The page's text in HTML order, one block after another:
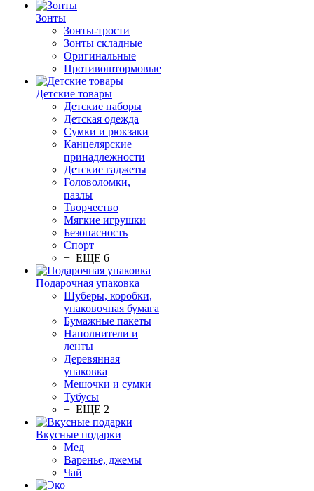
Зонты
Зонты-трости
Зонты складные
Оригинальные
Противоштормовые
Детские товары
Детские наборы
Детская одежда
Сумки и рюкзаки
Канцелярские
принадлежности
Детские гаджеты
Головоломки,
пазлы
Творчество
Мягкие игрушки
Безопасность
Спорт
+ ЕЩЕ 6
Подарочная упаковка
Шуберы, коробки,
упаковочная бумага
Бумажные пакеты
Наполнители и
ленты
Деревянная
упаковка
Мешочки и сумки
Тубусы
+ ЕЩЕ 2
Вкусные подарки
Мед
Варенье, джемы
Чай